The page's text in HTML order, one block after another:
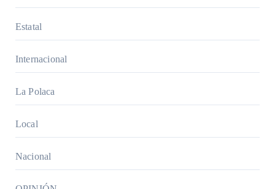
Estatal
Internacional
La Polaca
Local
Nacional